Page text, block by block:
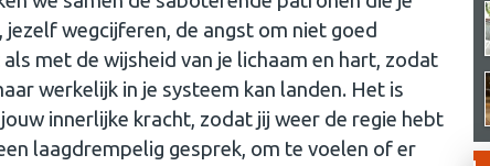
wegcijferen, de angst om niet goed
met de wijsheid van je lichaam en hart, zodat
werkelijk in je systeem kan landen. Het is
innerlijke kracht, zodat jij weer de regie hebt
laagdrempelig gesprek, om te voelen of er